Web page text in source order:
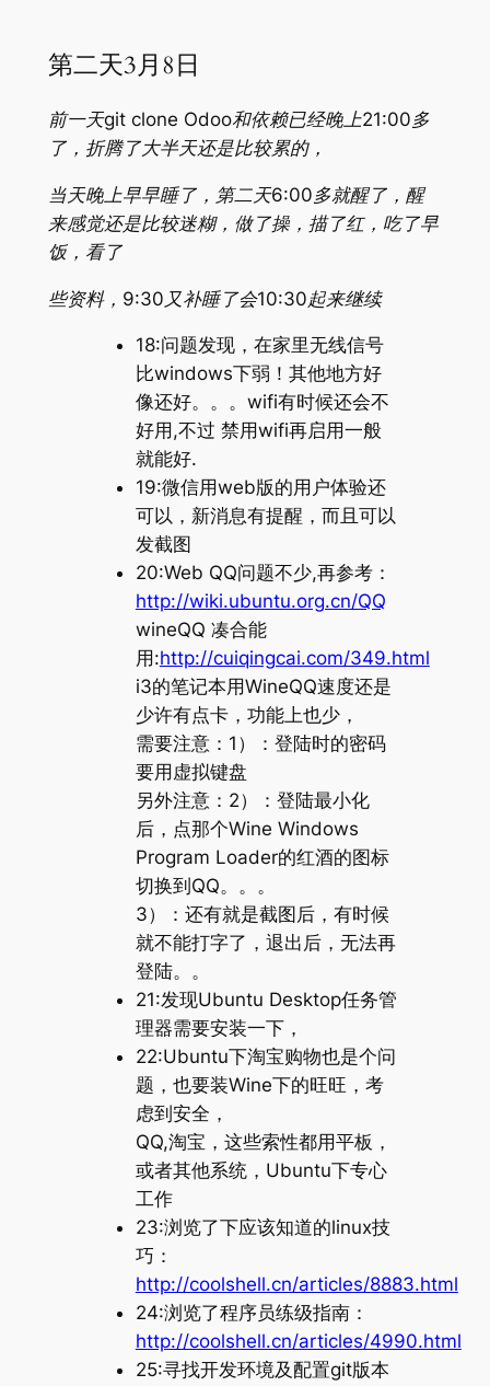
第二天3月8日
前一天git clone Odoo和依赖已经晚上21:00多
了，折腾了大半天还是比较累的，
当天晚上早早睡了，第二天6:00多就醒了，醒
来感觉还是比较迷糊，做了操，描了红，吃了早
饭，看了
些资料，9:30又补睡了会10:30起来继续
18:问题发现，在家里无线信号
比windows下弱！其他地方好
像还好。。。wifi有时候还会不
好用,不过 禁用wifi再启用一般
就能好.
19:微信用web版的用户体验还
可以，新消息有提醒，而且可以
发截图
20:Web QQ问题不少,再参考：
http://wiki.ubuntu.org.cn/QQ
wineQQ 凑合能
用:http://cuiqingcai.com/349.html
i3的笔记本用WineQQ速度还是
少许有点卡，功能上也少，
需要注意：1）：登陆时的密码
要用虚拟键盘
另外注意：2）：登陆最小化
后，点那个Wine Windows
Program Loader的红酒的图标
切换到QQ。。。
3）：还有就是截图后，有时候
就不能打字了，退出后，无法再
登陆。。
21:发现Ubuntu Desktop任务管
理器需要安装一下，
22:Ubuntu下淘宝购物也是个问
题，也要装Wine下的旺旺，考
虑到安全，
QQ,淘宝，这些索性都用平板，
或者其他系统，Ubuntu下专心
工作
23:浏览了下应该知道的linux技
巧：
http://coolshell.cn/articles/8883.html
24:浏览了程序员练级指南：
http://coolshell.cn/articles/4990.html
25:寻找开发环境及配置git版本